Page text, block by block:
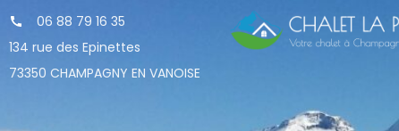
06 88 79 16 35
134 rue des Epinettes
73350 CHAMPAGNY EN VANOISE